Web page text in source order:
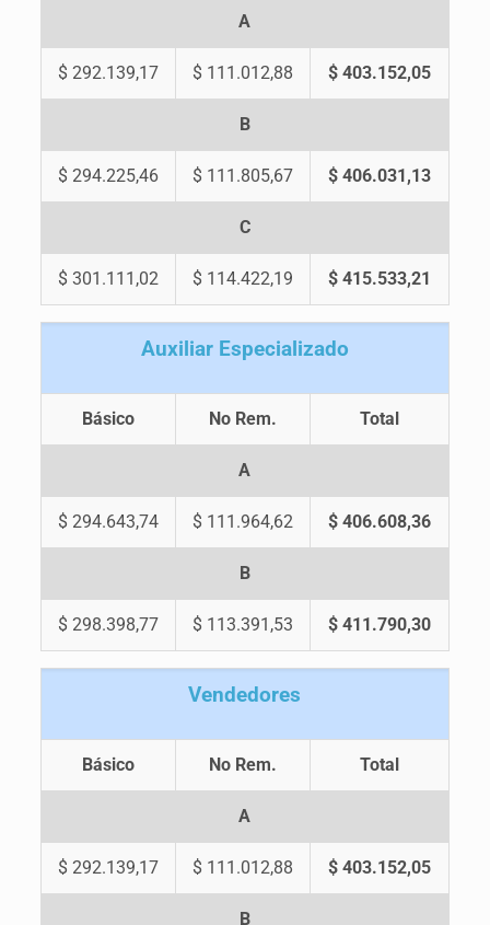
A
$ 292.139,17 $ 111.012,88 $ 403.152,05
B
$ 294.225,46 $ 111.805,67 $ 406.031,13
C
$ 301.111,02 $ 114.422,19 $ 415.533,21
Auxiliar Especializado
Básico No Rem. Total
A
$ 294.643,74 $ 111.964,62 $ 406.608,36
B
$ 298.398,77 $ 113.391,53 $ 411.790,30
Vendedores
Básico No Rem. Total
A
$ 292.139,17 $ 111.012,88 $ 403.152,05
B